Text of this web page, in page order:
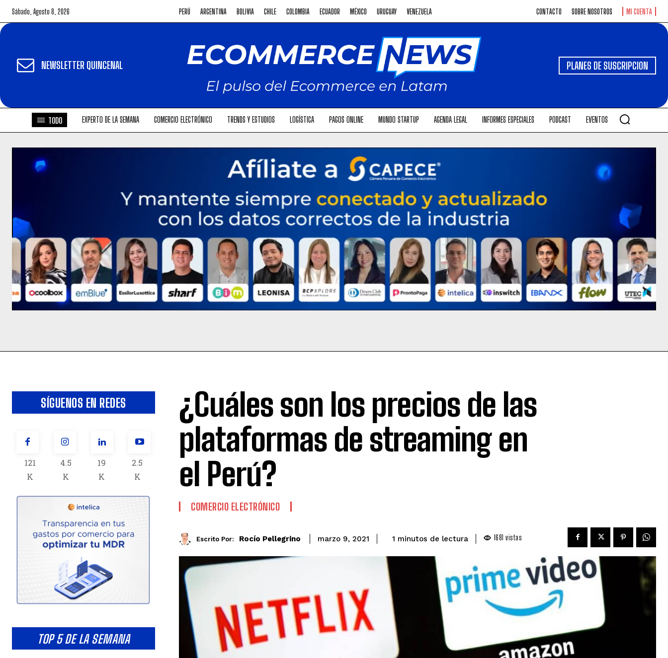
Sábado, Agosto 8, 2026 PERÚ ARGENTINA BOLIVIA CHILE COLOMBIA ECUADOR MÉXICO URUGUAY VENEZUELA CONTACTO SOBRE NOSOTROS MI CUENTA
NEWSLETTER QUINCENAL PLANES DE SUSCRIPCION
TODO EXPERTO DE LA SEMANA COMERCIO ELECTRÓNICO TRENDS Y ESTUDIOS LOGÍSTICA PAGOS ONLINE MUNDO STARTUP AGENDA LEGAL INFORMES ESPECIALES PODCAST EVENTOS
SÍGUENOS EN REDES
121
K
4.5
K
19
K
2.5
K
TOP 5 DE LA SEMANA
¿Cuáles son los precios de las
plataformas de streaming en
el Perú?
COMERCIO ELECTRÓNICO
Escrito Por: Rocío Pellegrino marzo 9, 2021 1 minutos de lectura 1681 vistas